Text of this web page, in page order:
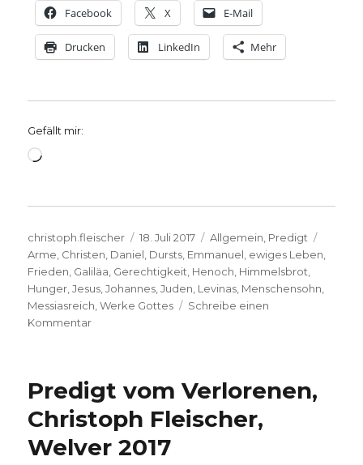
Facebook X E-Mail
Drucken LinkedIn Mehr
Gefällt mir:
Wird
Autor
christoph.fleischer
Veröffentlicht
am
18. Juli 2017 Kategorien
Allgemein, Predigt
Arme, Christen, Daniel, Dursts, Emmanuel, ewiges Leben,
Frieden, Galiläa, Gerechtigkeit, Henoch, Himmelsbrot,
Hunger,Jesus,Johannes,Juden, Levinas, Menschensohn,
Messiasreich,Werke Gottes
Schreibe einen
Kommentarzu
6,
Christoph
Fleischer,
Welver
2017
Predigt vom Verlorenen,
Christoph Fleischer,
Welver 2017